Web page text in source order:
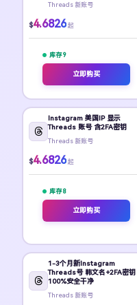
Threads 新账号
$4.6826 起
库存 9
立即购买
Instagram 美国IP 显示
Threads 账号 含2FA密钥
Threads 新账号
$4.6826 起
库存 8
立即购买
1-3个月新Instagram
Threads号 韩文名+2FA密钥
100%安全干净
Threads 新账号